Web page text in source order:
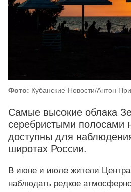
Фото: Кубанские Новости/Антон
Самые высокие облака
серебристыми полосами
доступны для
широтах России.
В июне и июле жители
наблюдать редкое